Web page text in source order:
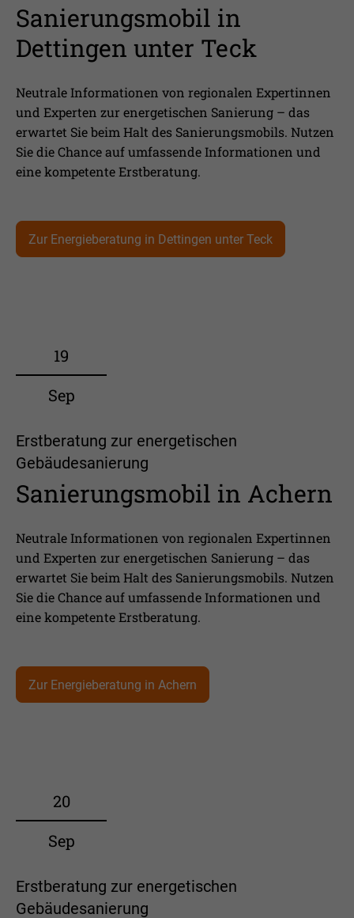
Sanierungsmobil in
Dettingen unter Teck
Neutrale Informationen von regionalen Expertinnen
und Experten zur energetischen Sanierung – das
erwartet Sie beim Halt des Sanierungsmobils. Nutzen
Sie die Chance auf umfassende Informationen und
eine kompetente Erstberatung.
Zur Energieberatung in Dettingen unter Teck
19
Sep
Erstberatung zur energetischen
Gebäudesanierung
Sanierungsmobil in Achern
Neutrale Informationen von regionalen Expertinnen
und Experten zur energetischen Sanierung – das
erwartet Sie beim Halt des Sanierungsmobils. Nutzen
Sie die Chance auf umfassende Informationen und
eine kompetente Erstberatung.
Zur Energieberatung in Achern
20
Sep
Erstberatung zur energetischen
Gebäudesanierung